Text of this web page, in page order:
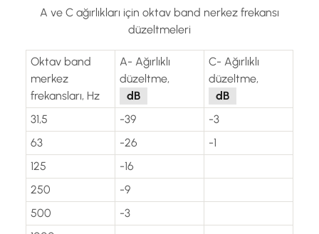
A ve C ağırlıkları için oktav band nerkez frekansı
düzeltmeleri
Oktav band
merkez
frekansları, Hz
A- Ağırlıklı
düzeltme,
dB
C- Ağırlıklı
düzeltme,
dB
31,5
-39
-3
63
-26
-1
125
-16
250
-9
500
-3